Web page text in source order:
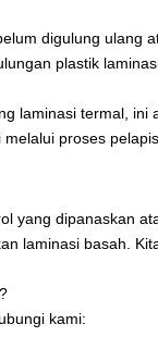
digulung ulang
plastik
laminasi termal,
proses
yang dipanaskan
laminasi basah.
kami: